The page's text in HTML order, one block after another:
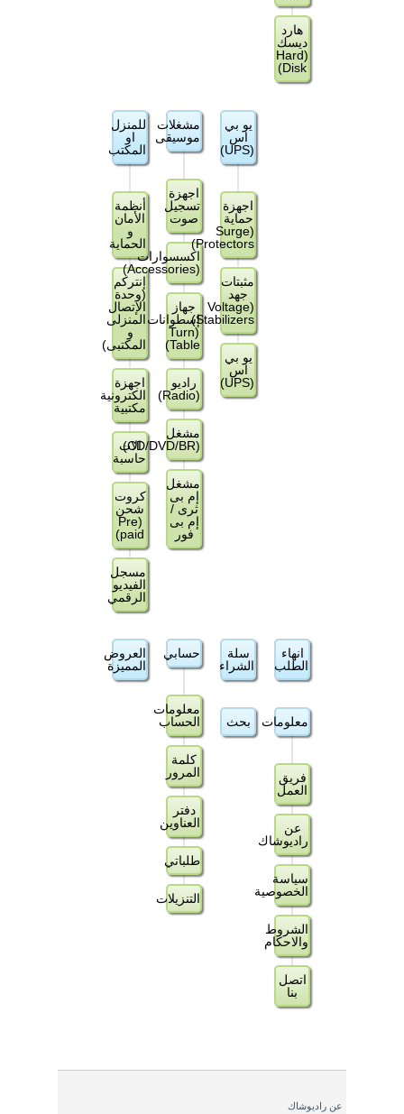
هارد
ديسك
(Hard
Disk)
للمنزل
او
المكتب
أنظمة
الأمان
و
الحماية
إنتركم
(وحدة
الإتصال
المنزلى
و
المكتبى)
اجهزة
الكترونية
مكتبية
الات
حاسبة
كروت
شحن
(Pre
paid)
مسجل
الفيديو
الرقمي
مشغلات
موسيقى
اجهزة
تسجيل
صوت
اكسسوارات
(Accessories)
جهاز
إسطوانات
(Turn
Table)
راديو
(Radio)
مشغل
(CD/DVD/BR)
مشغل
إم بى
ثرى /
إم بى
فور
يو بي
اس
(UPS)
اجهزة
حماية
(Surge
Protectors)
مثبتات
جهد
(Voltage
Stabilizers)
يو بي
اس
(UPS)
العروض
المميزة
حسابي
معلومات
الحساب
كلمة
المرور
دفتر
العناوين
طلباتي
التنزيلات
سلة
الشراء
انهاء
الطلب
بحث معلومات
فريق
العمل
عن
راديوشاك
سياسة
الخصوصية
الشروط
والاحكام
اتصل
بنا
عن راديوشاك